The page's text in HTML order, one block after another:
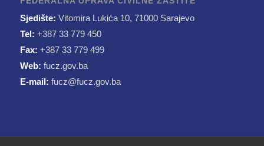
Sjedište: Vitomira Lukića 10, 71000 Sarajevo
Tel: +387 33 779 450
Fax: +387 33 779 499
Web: fucz.gov.ba
E-mail: fucz@fucz.gov.ba